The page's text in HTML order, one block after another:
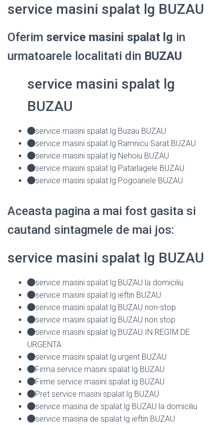
service masini spalat lg BUZAU
Oferim service masini spalat lg in
urmatoarele localitati din BUZAU
service masini spalat lg
BUZAU
service masini spalat lg Buzau BUZAU
service masini spalat lg Ramnicu Sarat BUZAU
service masini spalat lg Nehoiu BUZAU
service masini spalat lg Patarlagele BUZAU
service masini spalat lg Pogoanele BUZAU
Aceasta pagina a mai fost gasita si
cautand sintagmele de mai jos:
service masini spalat lg BUZAU
service masini spalat lg BUZAU la domiciliu
service masini spalat lg ieftin BUZAU
service masini spalat lg BUZAU non-stop
service masini spalat lg BUZAU non stop
service masini spalat lg BUZAU IN REGIM DE
URGENTA
service masini spalat lg urgent BUZAU
Firma service masini spalat lg BUZAU
Firme service masini spalat lg BUZAU
Pret service masini spalat lg BUZAU
service masina de spalat lg BUZAU la domiciliu
service masina de spalat lg ieftin BUZAU